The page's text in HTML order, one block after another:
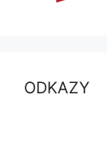
ODKAZY